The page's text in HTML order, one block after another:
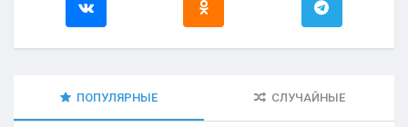
ПОПУЛЯРНЫЕ СЛУЧАЙНЫЕ